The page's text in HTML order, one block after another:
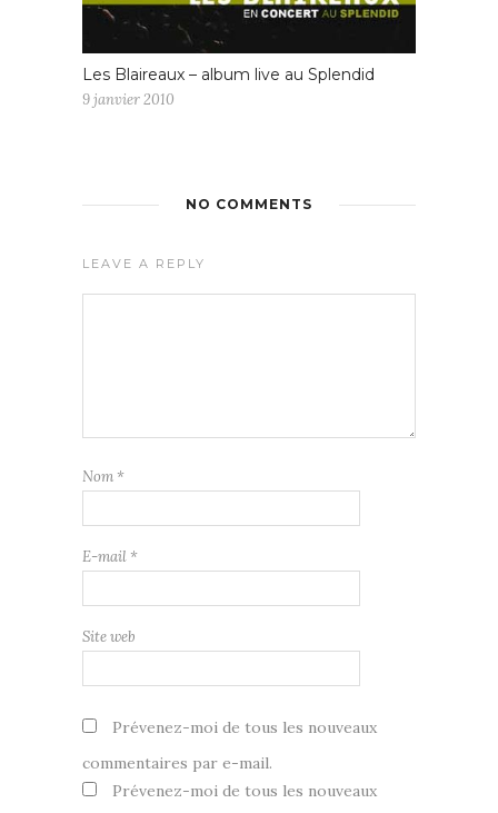
Les Blaireaux – album live au Splendid
9 janvier 2010
NO COMMENTS
LEAVE A REPLY
Nom *
E-mail *
Site web
Prévenez-moi de tous les nouveaux
commentaires par e-mail.
Prévenez-moi de tous les nouveaux